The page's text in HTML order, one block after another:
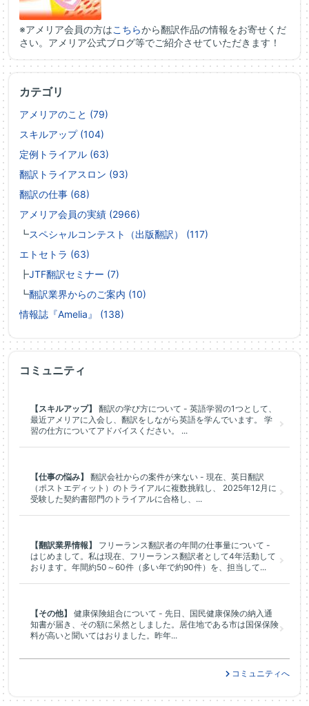
※アメリア会員の方はこちらから翻訳作品の情報をお寄せくだ
さい。アメリア公式ブログ等でご紹介させていただきます！
カテゴリ
アメリアのこと (79)
スキルアップ (104)
定例トライアル (63)
翻訳トライアスロン (93)
翻訳の仕事 (68)
アメリア会員の実績 (2966)
┗スペシャルコンテスト（出版翻訳） (117)
エトセトラ (63)
┣JTF翻訳セミナー (7)
┗翻訳業界からのご案内 (10)
情報誌『Amelia』 (138)
コミュニティ
【スキルアップ】
翻訳の学び方について - 英語学習の1つとして、
最近アメリアに入会し、翻訳をしながら英語を学んでいます。 学
習の仕方についてアドバイスください。 ...
【仕事の悩み】
翻訳会社からの案件が来ない - 現在、英日翻訳
（ポストエディット）のトライアルに複数挑戦し、 2025年12月に
受験した契約書部門のトライアルに合格し、...
【翻訳業界情報】
フリーランス翻訳者の年間の仕事量について -
はじめまして。私は現在、フリーランス翻訳者として4年活動して
おります。年間約50～60件（多い年で約90件）を、担当して...
【その他】
健康保険組合について - 先日、国民健康保険の納入通
知書が届き、その額に呆然としました。居住地である市は国保保険
料が高いと聞いてはおりました。昨年...
コミュニティへ